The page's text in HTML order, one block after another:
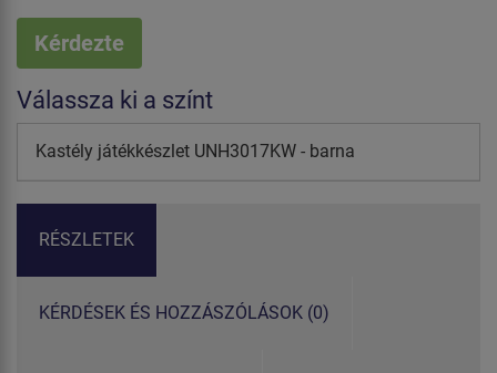
Kérdezte
Válassza ki a színt
Kastély játékkészlet UNH3017KW - barna
RÉSZLETEK
KÉRDÉSEK ÉS HOZZÁSZÓLÁSOK (0)